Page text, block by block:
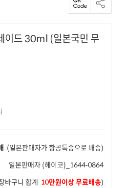
이드 30ml (일본국민 무
(일본판매자가 항공특송으로 배송)
일본판매자 (헤이코)_1644-0864
바구니 합계 10만원이상 무료배송)